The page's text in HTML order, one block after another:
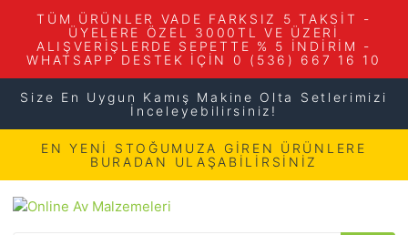
TÜM ÜRÜNLER VADE FARKSIZ 5 TAKSİT -
ÜYELERE ÖZEL 3000TL VE ÜZERİ
ALIŞVERİŞLERDE SEPETTE % 5 İNDİRİM -
WHATSAPP DESTEK İÇİN 0 (536) 667 16 10
Size En Uygun Kamış Makine Olta Setlerimizi
İnceleyebilirsiniz!
EN YENİ STOĞUMUZA GİREN ÜRÜNLERE
BURADAN ULAŞABİLİRSİNİZ